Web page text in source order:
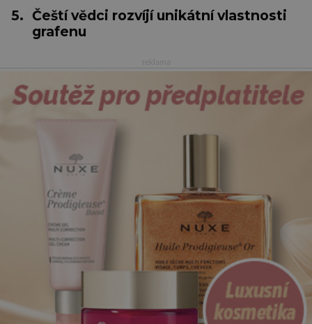
5. Čeští vědci rozvíjí unikátní vlastnosti
grafenu